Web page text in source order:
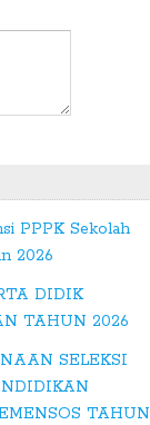
PPPK Sekolah
2026
DIDIK
TAHUN 2026
SELEKSI
TAHUN